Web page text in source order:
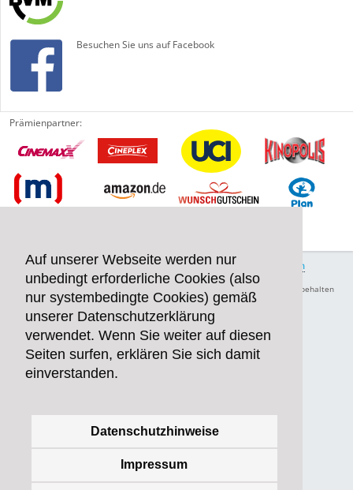
Auf unserer Webseite werden nur
unbedingt erforderliche Cookies (also
nur systembedingte Cookies) gemäß
unserer Datenschutzerklärung
verwendet. Wenn Sie weiter auf diesen
Seiten surfen, erklären Sie sich damit
einverstanden.
Datenschutzhinweise
Impressum
Besuchen Sie uns auf Facebook
Prämienpartner:
Teilnahmeregeln Datenschutz Impressum
Teilnahme beenden
FAQ
Kontakt
© 2026 Weischer.Cinema Operations GmbH. Alle Rechte vorbehalten